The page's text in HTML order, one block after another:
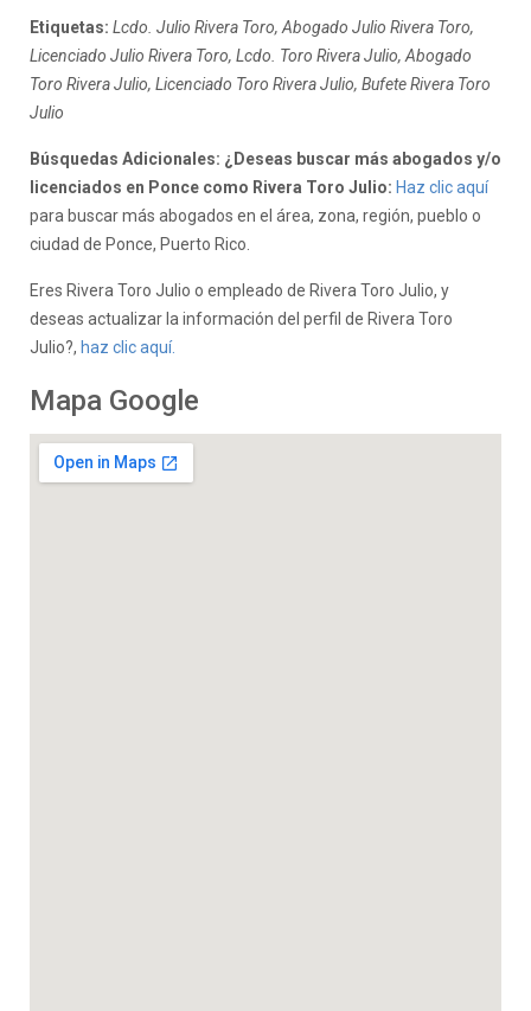
Etiquetas: Lcdo. Julio Rivera Toro, Abogado Julio Rivera Toro,
Licenciado Julio Rivera Toro, Lcdo. Toro Rivera Julio, Abogado
Toro Rivera Julio, Licenciado Toro Rivera Julio, Bufete Rivera Toro
Julio
Búsquedas Adicionales: ¿Deseas buscar más abogados y/o
licenciados en Ponce como Rivera Toro Julio: Haz clic aquí
para buscar más abogados en el área, zona, región, pueblo o
ciudad de Ponce, Puerto Rico.
Eres Rivera Toro Julio o empleado de Rivera Toro Julio, y
deseas actualizar la información del perfil de Rivera Toro
Julio?, haz clic aquí.
Mapa Google